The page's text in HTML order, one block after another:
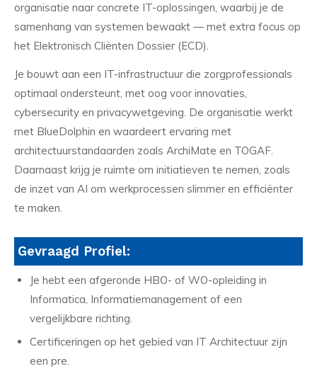
organisatie naar concrete IT-oplossingen, waarbij je de
samenhang van systemen bewaakt — met extra focus op
het Elektronisch Cliënten Dossier (ECD).
Je bouwt aan een IT-infrastructuur die zorgprofessionals
optimaal ondersteunt, met oog voor innovaties,
cybersecurity en privacywetgeving. De organisatie werkt
met BlueDolphin en waardeert ervaring met
architectuurstandaarden zoals ArchiMate en TOGAF.
Daarnaast krijg je ruimte om initiatieven te nemen, zoals
de inzet van AI om werkprocessen slimmer en efficiënter
te maken.
Gevraagd Profiel:
Je hebt een afgeronde HBO- of WO-opleiding in
Informatica, Informatiemanagement of een
vergelijkbare richting.
Certificeringen op het gebied van IT Architectuur zijn
een pre.